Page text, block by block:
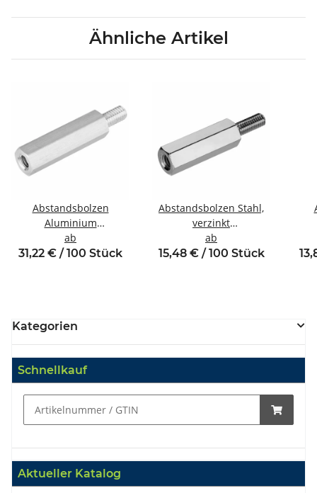
Ähnliche Artikel
Abstandsbolzen
Aluminium
Innen/Außengewinde
M5 SW8
ab
31,22 € / 100 Stück
Abstandsbolzen Stahl,
verzinkt
Innen/Außengewinde
M5 SW8
ab
15,48 € / 100 Stück
Kategorien
Schnellkauf
Aktueller Katalog